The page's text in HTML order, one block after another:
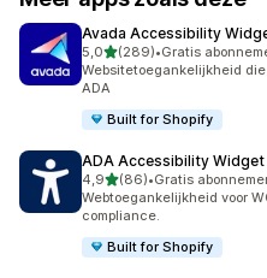
Avada Accessibility
5,0van 5 sterren
(289)
289 recensies in totaal
•Gratis
Websitetoegankelijkheid die
ADA
Built for Shopify
ADA Accessibility Widget
4,9van 5 sterren
(86)
86 recensies in totaal
•Gratis
Webtoegankelijkheid voor
compliance.
Built for Shopify